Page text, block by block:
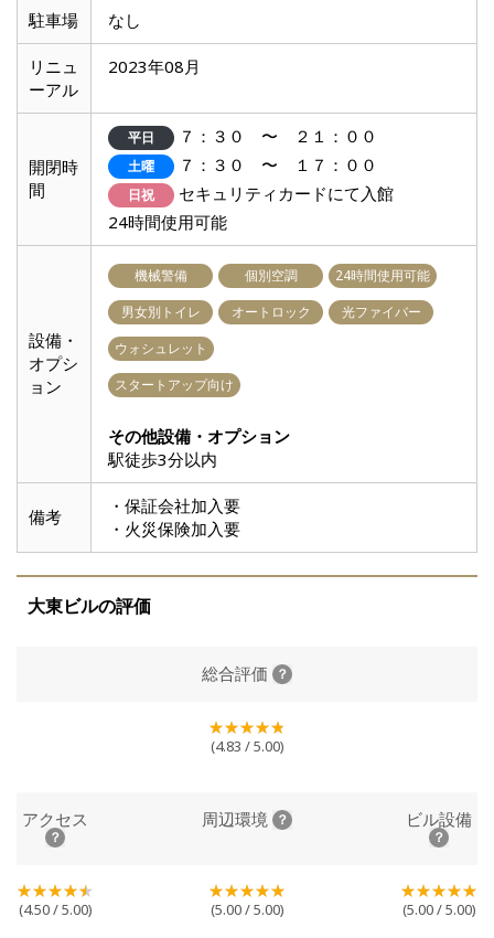
駐車場 なし
リニュ
ーアル
2023年08月
開閉時
間
平日 ７：３０ 〜 ２１：００
土曜 ７：３０ 〜 １７：００
日祝
セキュリティカードにて入館
24時間使用可能
設備・
オプシ
ョン
機械警備 個別空調
24時間使用可能
男女別トイレ
オートロック
光ファイバー
ウォシュレット
スタートアップ向け
その他設備・オプション
駅徒歩3分以内
備考
・保証会社加入要
・火災保険加入要
大東ビルの評価
総合評価
(4.83 / 5.00)
アクセス 周辺環境 ビル設備
(4.50 / 5.00) (5.00 / 5.00) (5.00 / 5.00)